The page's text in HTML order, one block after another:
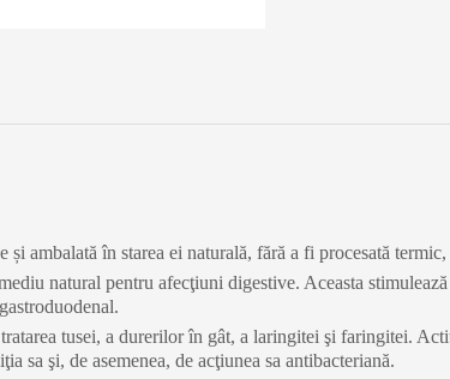
ambalată în starea ei naturală, fără a fi procesată
natural pentru afecţiuni digestive. Aceasta
tusei, a durerilor în gât, a laringitei şi faringitei.
sa şi, de asemenea, de acţiunea sa antibacteriană.